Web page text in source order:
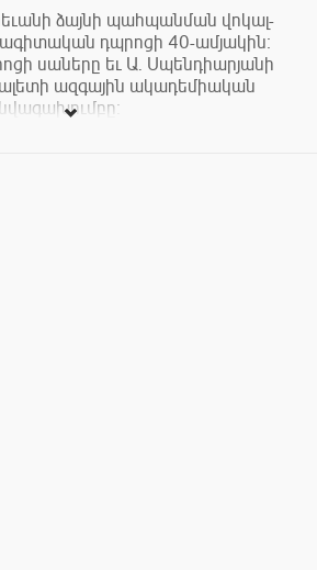
ձայնի պահպանման վոկալ-
դպրոցի 40-ամյակին։
սաները եւ Ա. Սպենդիարյանի
ազգային ակադեմիական